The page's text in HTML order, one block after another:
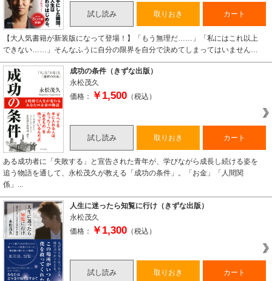
試し読み 取りおき カート
【大人気書籍が新装版になって登場！】「もう無理だ……」「私にはこれ以上
できない……」そんなふうに自分の限界を自分で決めてしまってはいません…
成功の条件（きずな出版）
永松茂久
価格：
￥1,500 （税込）
試し読み 取りおき カート
ある成功者に「失敗する」と宣告された青年が、学びながら成長し続ける姿を
追う物語を通して、永松茂久が教える「成功の条件」。「お金」「人間関
係」...
人生に迷ったら知覧に行け（きずな出版）
永松茂久
価格：
￥1,300 （税込）
試し読み 取りおき カート